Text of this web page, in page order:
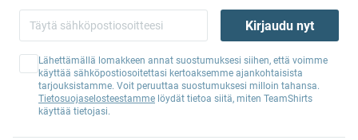
Kirjaudu nyt
Lähettämällä lomakkeen annat suostumuksesi siihen, että voimme
käyttää sähköpostiosoitettasi kertoaksemme ajankohtaisista
tarjouksistamme. Voit peruuttaa suostumuksesi milloin tahansa.
Tietosuojaselosteestamme löydät tietoa siitä, miten TeamShirts
käyttää tietojasi.